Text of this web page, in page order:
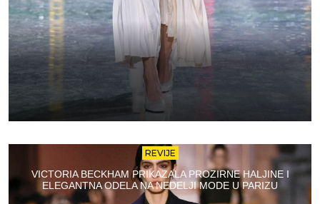
REVIJE
VICTORIA BECKHAM PRIKAZALA PROZIRNE HALJINE I
ELEGANTNA ODELA NA NEDELJI MODE U PARIZU